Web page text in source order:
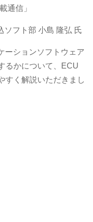
通信」
ソフト部 小島 隆弘 氏
ーションソフトウェア
るかについて、ECU
すく解説いただきまし